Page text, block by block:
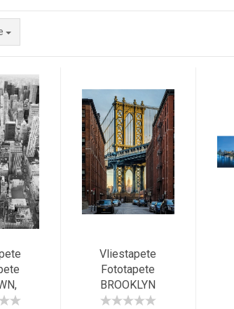
Vliestapete
Fototapete
BROOKLYN
184x248